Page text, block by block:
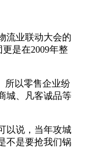
流业联动大会的
是在2009年整
所以零售企业纷
城、凡客诚品等
以说，当年攻城
不是要抢我们锅